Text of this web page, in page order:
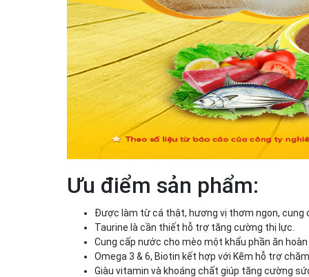
Ưu điểm sản phẩm:
Được làm từ cá thật, hương vị thơm ngon, cung
Taurine là cần thiết hỗ trợ tăng cường thị lực.
Cung cấp nước cho mèo một khẩu phần ăn hoàn
Omega 3 & 6, Biotin kết hợp với Kẽm hỗ trợ
Giàu vitamin và khoáng chất giúp tăng cường